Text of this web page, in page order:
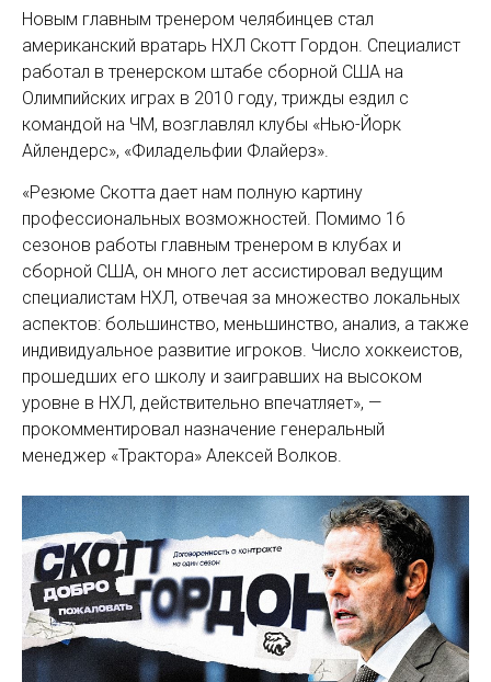
Новым главным тренером челябинцев стал
американский вратарь НХЛ Скотт Гордон. Специалист
работал в тренерском штабе сборной США на
Олимпийских играх в 2010 году, трижды ездил с
командой на ЧМ, возглавлял клубы «Нью-Йорк
Айлендерс», «Филадельфии Флайерз».
«Резюме Скотта дает нам полную картину
профессиональных возможностей. Помимо 16
сезонов работы главным тренером в клубах и
сборной США, он много лет ассистировал ведущим
специалистам НХЛ, отвечая за множество локальных
аспектов: большинство, меньшинство, анализ, а также
индивидуальное развитие игроков. Число хоккеистов,
прошедших его школу и заигравших на высоком
уровне в НХЛ, действительно впечатляет», —
прокомментировал назначение генеральный
менеджер «Трактора» Алексей Волков.